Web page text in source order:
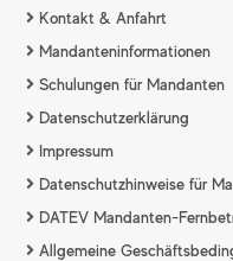
Kontakt & Anfahrt
Mandanteninformationen
Schulungen für Mandanten
Datenschutzerklärung
Impressum
Datenschutzhinweise für
DATEV Mandanten-
Allgemeine